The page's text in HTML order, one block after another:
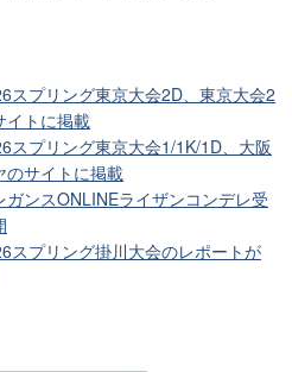
スプリング東京大会2D、東京大会2
イトに掲載
スプリング東京大会1/1K/1D、大阪
のサイトに掲載
ガンスONLINEライザンコンデレ受
スプリング掛川大会のレポートが